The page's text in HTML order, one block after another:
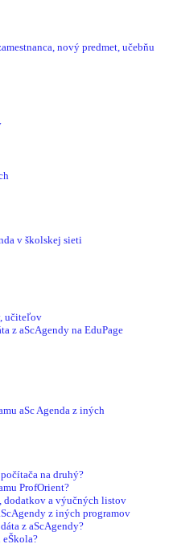
nový predmet, učebňu
v školskej sieti
učiteľov
z aScAgendy na EduPage
aSc Agenda z iných
na druhý?
ProfOrient?
dodatkov a výučných listov
z iných programov
z aScAgendy?
eŠkola?